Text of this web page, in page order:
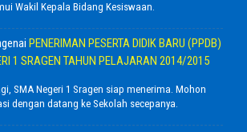
Wakil Kepala Bidang Kesiswaan.
PENERIMAN PESERTA DIDIK BARU (PPDB)
1 SRAGEN TAHUN PELAJARAN 2014/2015
SMA Negeri 1 Sragen siap menerima. Mohon
dengan datang ke Sekolah secepanya.